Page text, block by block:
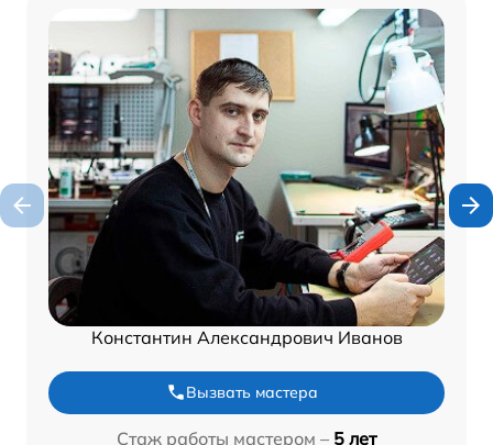
Константин Александрович Иванов
Вызвать мастера
Стаж работы мастером – 5 лет